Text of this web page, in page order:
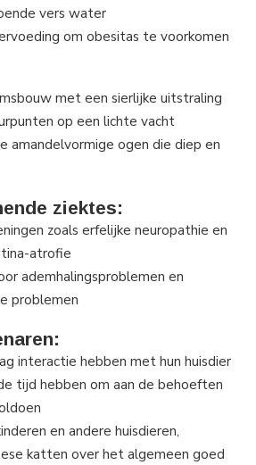
vers water
om obesitas te voorkomen
met een sierlijke uitstraling
op een lichte vacht
amandelvormige ogen die diep en
ziektes:
zoals erfelijke neuropathie en
atrofie
ademhalingsproblemen en
problemen
interactie hebben met hun huisdier
tijd hebben om aan de behoeften
en andere huisdieren,
katten over het algemeen goed